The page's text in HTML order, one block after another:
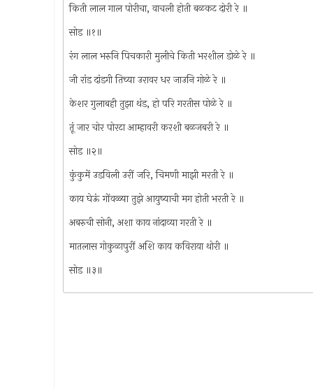
किती लाल गाल पोरीचा, वाचली होती बळकट दोरी रे ॥
सोड ॥१॥
रंग लाल भरुनि पिचकारी मुलीचे किती भरशील डोळे रे ॥
जी रांड दांडगी तिच्या उरावर धर जाउनि गोळे रे ॥
केशर गुलाबही तुझा थंड, हो परि गरतीस पोळे रे ॥
तूं जार चोर पोरटा आम्हावरी करशी बळजबरी रे ॥
सोड ॥२॥
कुंकुमें उडविली उरीं जरि, चिमणी माझी मरती रे ॥
काय घेऊं गोंवळ्या तुझे आयुष्याची मग होती भरती रे ॥
अबरुची सोनी, अशा काय नांदाव्या गरती रे ॥
मातलास गोकुळापुरीं अशि काय कविराया थोरी ॥
सोड ॥३॥